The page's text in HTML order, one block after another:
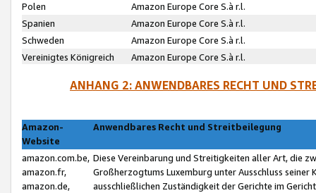
Polen
Amazon Europe Core S.à r.l.
Spanien
Amazon Europe Core S.à r.l.
Schweden
Amazon Europe Core S.à r.l.
Vereinigtes Königreich
Amazon Europe Core S.à r.l.
ANHANG 2: ANWENDBARES RECHT UND
Amazon-
Website
Anwendbares Recht und Streitbeilegung
amazon.com.be,
amazon.fr,
amazon.de,
Diese Vereinbarung und Streitigkeiten aller Art, die
Großherzogtums Luxemburg unter Ausschluss
ausschließlichen Zuständigkeit der Gerichte im